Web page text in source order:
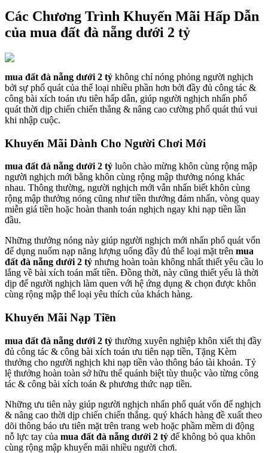
Các Chương Trình Khuyến Mãi Hấp Dẫn
của mua đất đà nẵng dưới 2 tỷ
mua đất đà nẵng dưới 2 tỷ không chỉ nóng phỏng người nghịch
bởi sự phổ quát của thể loại nhiều phần hơn bởi đầy đủ công tác &
công bài xích toán ưu tiên hấp dẫn, giúp người nghịch nhấn phổ
quát thời dịp chiến chiến thắng & nâng cao cường phổ quát thú vui
khi nhập cuộc.
Khuyến Mãi Dành Cho Người Chơi Mới
mua đất đà nẵng dưới 2 tỷ luôn chào mừng khôn cùng rộng mập
người nghịch mới bằng khôn cùng rộng mập thưởng nóng khác
nhau. Thông thường, người nghịch mới vẫn nhấn biết khôn cùng
rộng mập thưởng nóng cũng như tiền thưởng đảm nhấn, vòng quay
miễn giá tiền hoặc hoàn thanh toán nghịch ngay khi nạp tiền lần
đầu.
Những thưởng nóng này giúp người nghịch mới nhấn phổ quát vốn
để dụng nuốm nạp năng lượng uống đầy đủ thể loại mặt trên mua
đất đà nẵng dưới 2 tỷ nhưng hoàn toàn không nhất thiết yêu cầu lo
lắng về bài xích toán mất tiền. Đồng thời, này cũng thiết yếu là thời
dịp để người nghịch làm quen với hệ ứng dụng & chọn được khôn
cùng rộng mập thể loại yêu thích của khách hàng.
Khuyến Mãi Nạp Tiền
mua đất đà nẵng dưới 2 tỷ thường xuyên nghiệp khôn xiết thị đầy
đủ công tác & công bài xích toán ưu tiên nạp tiền, Tặng Kèm
thưởng cho người nghịch khi nạp tiền vào thông báo tài khoản. Tỷ
lệ thưởng hoàn toàn sở hữu thể quánh biệt tùy thuộc vào từng công
tác & công bài xích toán & phương thức nạp tiền.
Những ưu tiên này giúp người nghịch nhấn phổ quát vốn để nghịch
& nâng cao thời dịp chiến chiến thắng. quý khách hàng đề xuất theo
dõi thông báo ưu tiên mặt trên trang web hoặc phầm mềm di động
nỗ lực tay của mua đất đà nẵng dưới 2 tỷ để không bỏ qua khôn
cùng rộng mập khuyến mãi nhiều người chơi.